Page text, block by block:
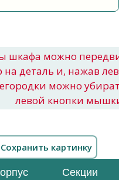
шкафа можно
на деталь и, нажав
можно
левой кнопки
Секции